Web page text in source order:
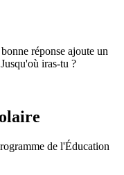
réponse ajoute un
iras-tu ?
de l'Éducation